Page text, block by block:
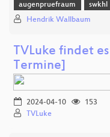
augenpruefraum swkhl
Hendrik Wallbaum
TVLuke findet
Termine]
2024-04-10
153
TVLuke